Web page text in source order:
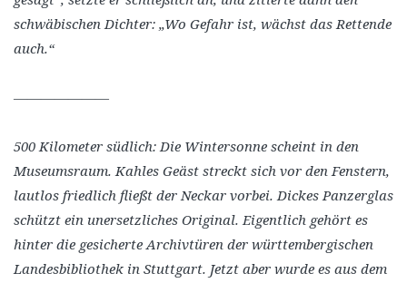
schwäbischen Dichter: „Wo Gefahr ist, wächst das Rettende
auch.“
———————
500 Kilometer südlich: Die Wintersonne scheint in den
Museumsraum. Kahles Geäst streckt sich vor den Fenstern,
lautlos friedlich fließt der Neckar vorbei. Dickes Panzerglas
schützt ein unersetzliches Original. Eigentlich gehört es
hinter die gesicherte Archivtüren der württembergischen
Landesbibliothek in Stuttgart. Jetzt aber wurde es aus dem